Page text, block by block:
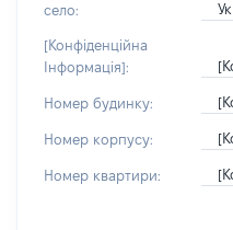
село:
[Конфіденційна
Інформація]:
Номер будинку:
Номер корпусу:
Номер квартири: